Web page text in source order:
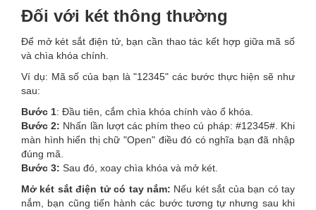
Đối với két thông thường
Để mở két sắt điện tử, bạn cần thao tác kết hợp giữa mã số
và chìa khóa chính.
Ví dụ: Mã số của bạn là "12345" các bước thực hiện sẽ như
sau:
Bước 1: Đầu tiên, cắm chìa khóa chính vào ổ khóa.
Bước 2: Nhấn lần lượt các phím theo cú pháp: #12345#. Khi
màn hình hiển thị chữ "Open" điều đó có nghĩa bạn đã nhập
đúng mã.
Bước 3: Sau đó, xoay chìa khóa và mở két.
Mở két sắt điện tử có tay nắm: Nếu két sắt của bạn có tay
nắm, bạn cũng tiến hành các bước tương tự nhưng sau khi